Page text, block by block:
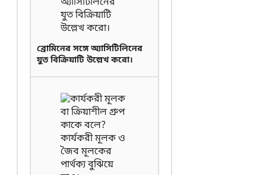
ব্রোমিনের সঙ্গে অ্যাসিটিলিনের
যুত বিক্রিয়াটি উল্লেখ করো।